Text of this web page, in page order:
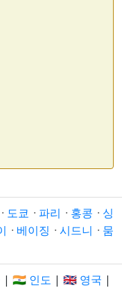
· 도쿄 · 파리 · 홍콩 · 싱
· 베이징 · 시드니 · 뭄
| 🇮🇳 인도 | 🇬🇧 영국 |